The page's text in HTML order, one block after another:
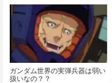
ガンダム世界の実弾兵器は弱い
扱いなの？？